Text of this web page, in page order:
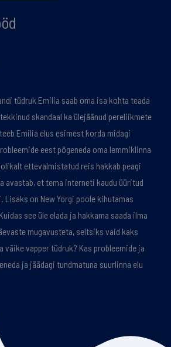
tüdruk Emilia saab oma isa kohta teada
skandaal ka ülejäänud pereliikmete
Emilia elus esimest korda midagi
eest põgeneda oma lemmiklinna
ettevalmistatud reis hakkab peagi
avastab, et tema interneti kaudu üüritud
on New Yorgi poole kihutamas
see üle elada ja hakkama saada ilma
mugavusteta, seltsiks vaid kaks
väike vapper tüdruk? Kas probleemide ja
ja jäädagi tundmatuna suurlinna elu